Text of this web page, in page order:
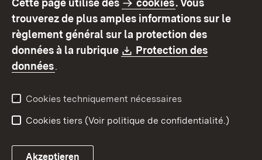
Mode d'emploi
Déclaration sur
l'accessibilité
Contact
Signaler un lien brisé
Cette page utilise des cookies. Vous
trouverez de plus amples informations sur le
règlement général sur la protection des
données à la rubrique
Download:
Protection des
données.
Cookies techniquement nécessaires
Cookies tiers (Voir politique de confidentialité.)
Akzeptieren